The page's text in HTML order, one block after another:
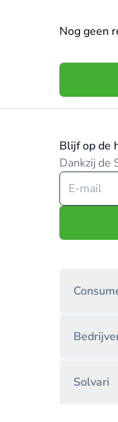
Nog geen
Blijf op de
Dankzij de
Solvari